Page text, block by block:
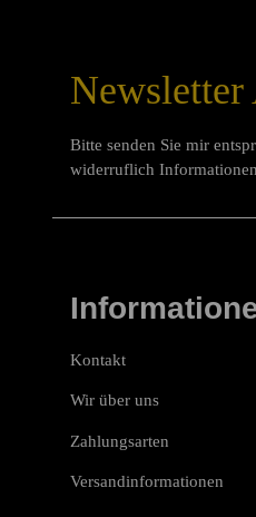
Newsletter
Bitte senden Sie mir
widerruflich
Kontakt
Wir über uns
Zahlungsarten
Versandinformationen